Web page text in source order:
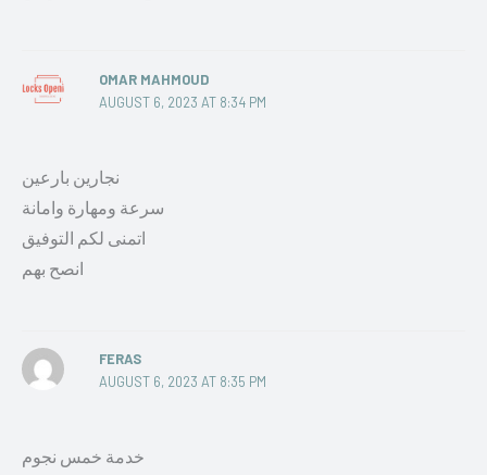
OMAR MAHMOUD
AUGUST 6, 2023 AT 8:34 PM
نجارين بارعين
سرعة ومهارة وامانة
اتمنى لكم التوفيق
انصح بهم
FERAS
AUGUST 6, 2023 AT 8:35 PM
خدمة خمس نجوم